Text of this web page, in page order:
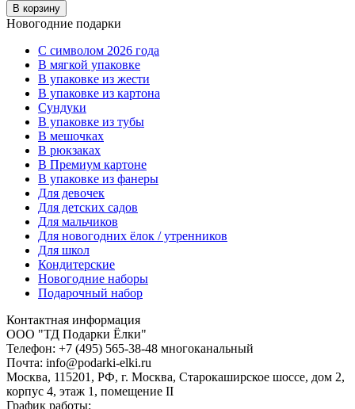
В корзину
Новогодние подарки
C символом 2026 года
В мягкой упаковке
В упаковке из жести
В упаковке из картона
Сундуки
В упаковке из тубы
В мешочках
В рюкзаках
В Премиум картоне
В упаковке из фанеры
Для девочек
Для детских садов
Для мальчиков
Для новогодних ёлок / утренников
Для школ
Кондитерские
Новогодние наборы
Подарочный набор
Контактная информация
ООО "ТД Подарки Ёлки"
Телефон: +7 (495) 565-38-48 многоканальный
Почта: info@podarki-elki.ru
Москва, 115201, РФ, г. Москва, Старокаширское шоссе, дом 2,
корпус 4, этаж 1, помещение II
График работы: